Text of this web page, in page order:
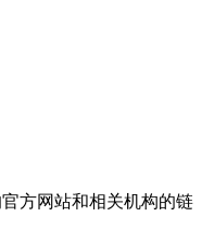
方网站和相关机构的链